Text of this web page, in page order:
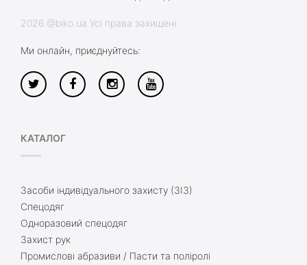
2026 @biko.ua Усі права захищені
Ми онлайн, приєднуйтесь:
КАТАЛОГ
Засоби індивідуального захисту (ЗІЗ)
Спецодяг
Одноразовий спецодяг
Захист рук
Промислові абразиви / Пасти та поліролі